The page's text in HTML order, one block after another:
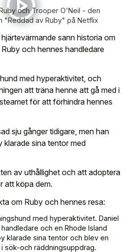
och Trooper O'Neil - den
"Reddad av Ruby" på Netflix
sann historia om
och hennes handledare
med hyperaktivitet, och
att träna henne att gå med i
för att förhindra hennes
sju gånger tidigare, men han
klarade sina tentor med
av uthållighet och att adoptera
att köpa dem.
om Ruby och hennes resa:
med hyperaktivitet. Daniel
och en Rhode Island
klarade sina tentor och blev en
sök-och räddningsuppdrag.